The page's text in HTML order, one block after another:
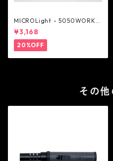
MICROLight - 5050WORKS
HOP
¥3,168
20%OFF
その